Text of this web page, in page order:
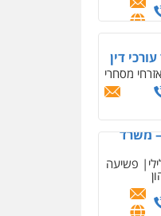
משרד
פשיעה
עורכי
לעורכי
גיבוי
מקצועיים